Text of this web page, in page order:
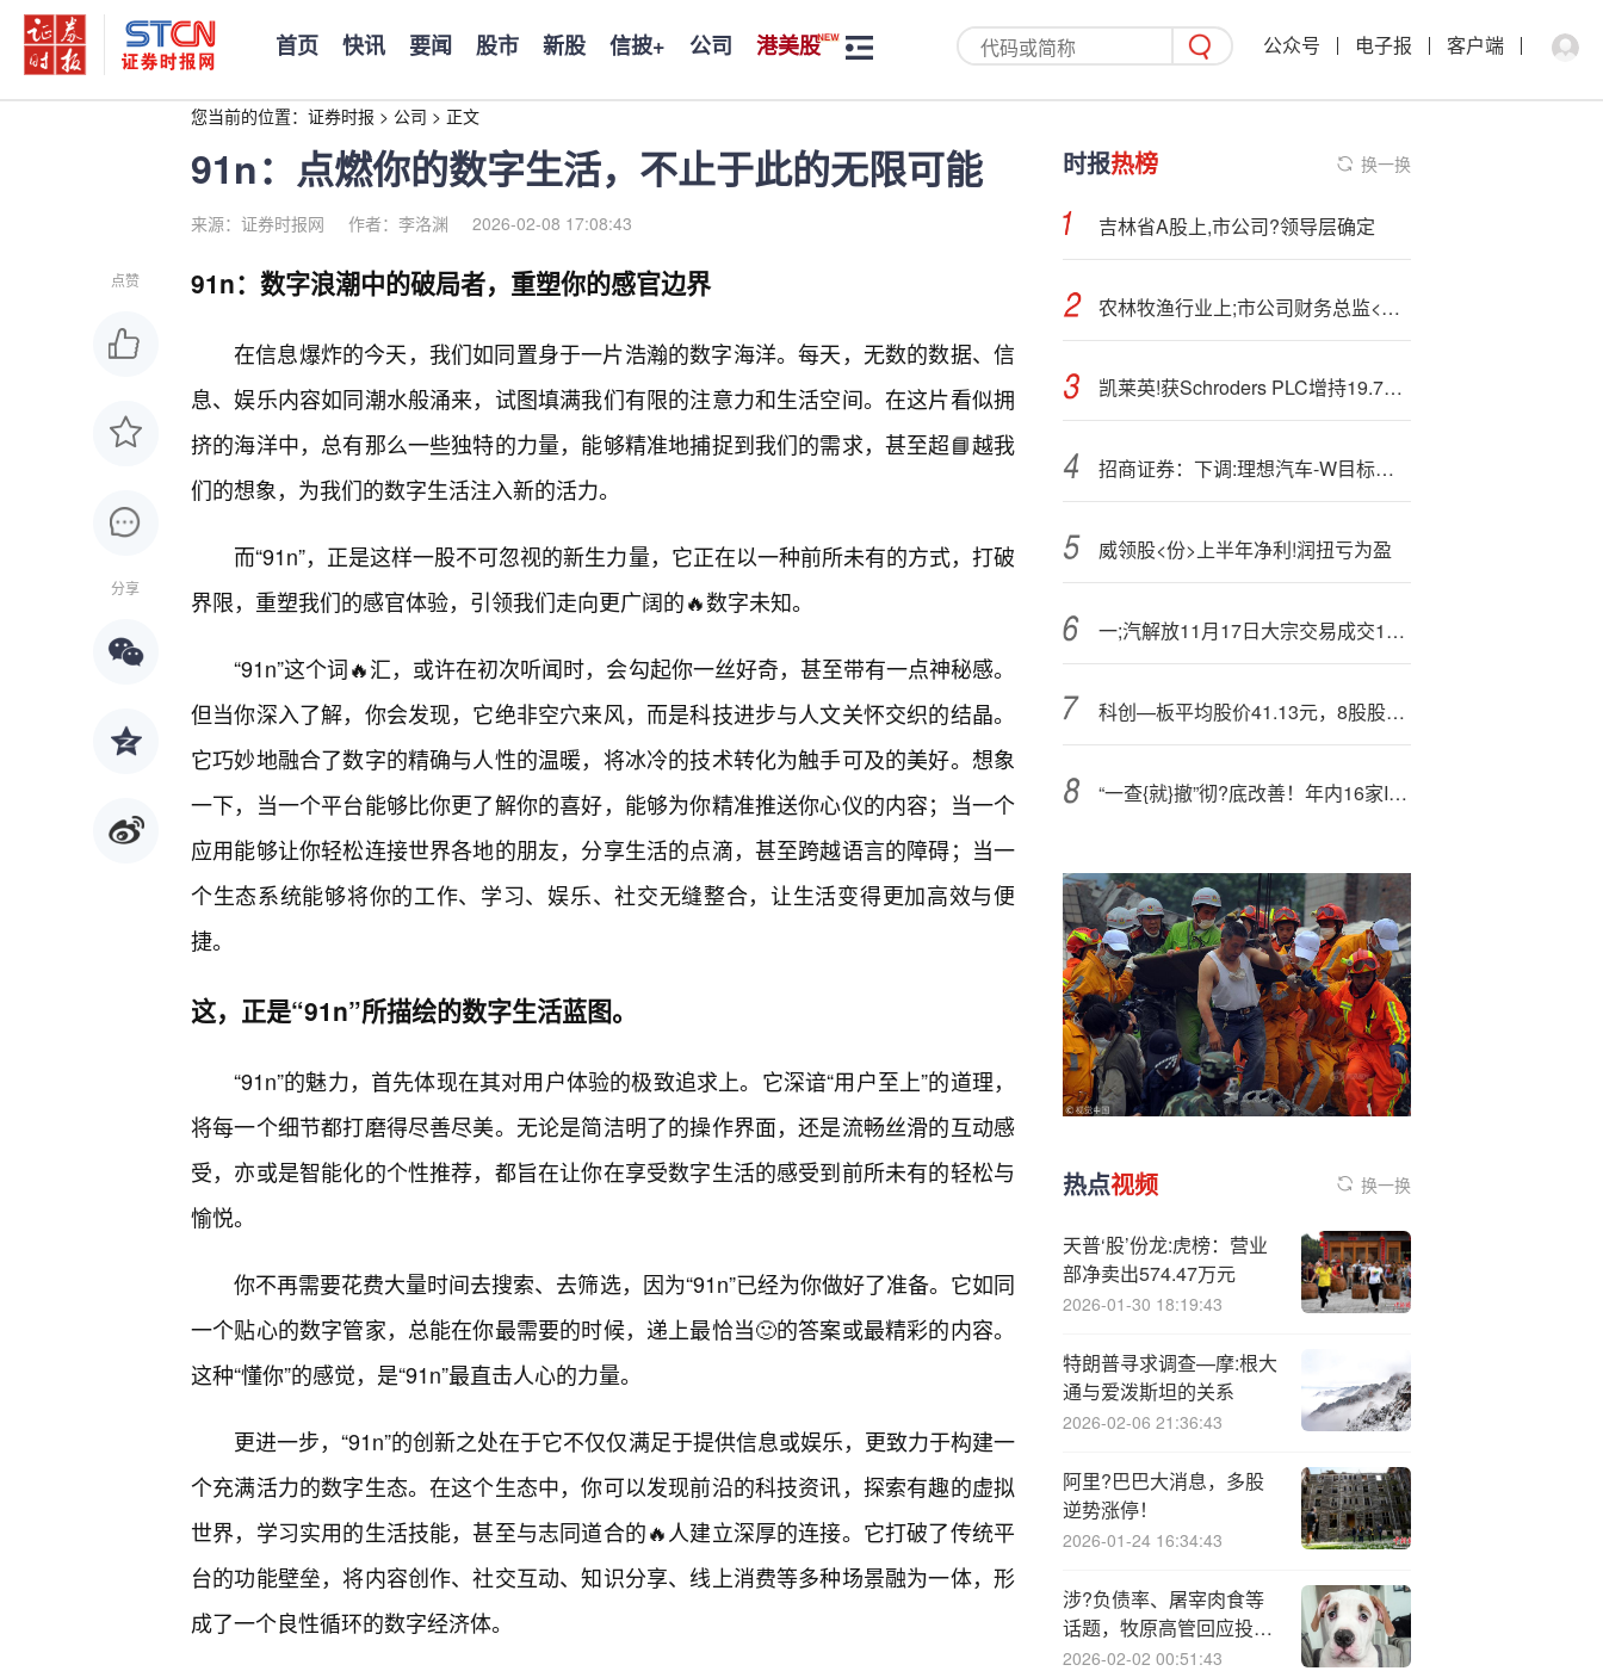
首页 快讯 要闻 股市 新股 信披+ 公司 港美股 公众号 电子报 客户端
您当前的位置： 证券时报 > 公司 > 正文
91n：点燃你的数字生活，不止于此的无限可能
来源：证券时报网 作者：李洛渊 2026-02-08 17:08:43
点赞
分享
91n：数字浪潮中的破局者，重塑你的感官边界
在信息爆炸的今天，我们如同置身于一片浩瀚的数字海洋。每天，无数的数据、信
息、娱乐内容如同潮水般涌来，试图填满我们有限的注意力和生活空间。在这片看似拥
挤的海洋中，总有那么一些独特的力量，能够精准地捕捉到我们的需求，甚至超📘越我
们的想象，为我们的数字生活注入新的活力。
而“91n”，正是这样一股不可忽视的新生力量，它正在以一种前所未有的方式，打破
界限，重塑我们的感官体验，引领我们走向更广阔的🔥数字未知。
“91n”这个词🔥汇，或许在初次听闻时，会勾起你一丝好奇，甚至带有一点神秘感。
但当你深入了解，你会发现，它绝非空穴来风，而是科技进步与人文关怀交织的结晶。
它巧妙地融合了数字的精确与人性的温暖，将冰冷的技术转化为触手可及的美好。想象
一下，当一个平台能够比你更了解你的喜好，能够为你精准推送你心仪的内容；当一个
应用能够让你轻松连接世界各地的朋友，分享生活的点滴，甚至跨越语言的障碍；当一
个生态系统能够将你的工作、学习、娱乐、社交无缝整合，让生活变得更加高效与便
捷。
这，正是“91n”所描绘的数字生活蓝图。
“91n”的魅力，首先体现在其对用户体验的极致追求上。它深谙“用户至上”的道理，
将每一个细节都打磨得尽善尽美。无论是简洁明了的操作界面，还是流畅丝滑的互动感
受，亦或是智能化的个性推荐，都旨在让你在享受数字生活的感受到前所未有的轻松与
愉悦。
你不再需要花费大量时间去搜索、去筛选，因为“91n”已经为你做好了准备。它如同
一个贴心的数字管家，总能在你最需要的时候，递上最恰当🙂的答案或最精彩的内容。
这种“懂你”的感觉，是“91n”最直击人心的力量。
更进一步，“91n”的创新之处在于它不仅仅满足于提供信息或娱乐，更致力于构建一
个充满活力的数字生态。在这个生态中，你可以发现前沿的科技资讯，探索有趣的虚拟
世界，学习实用的生活技能，甚至与志同道合的🔥人建立深厚的连接。它打破了传统平
台的功能壁垒，将内容创作、社交互动、知识分享、线上消费等多种场景融为一体，形
成了一个良性循环的数字经济体。
时报热榜 换一换
吉林省A股上,市公司?领导层确定
农林牧渔行业上;市公司财务总监<观>察：金龙鱼财务总监陆玟妤年薪高达400万元 排第三
凯莱英!获Schroders PLC增持19.76万股 每股作价约96.75港元
招商证券：下调:理想汽车-W目标价至74港元 下调至“中性”评级
威领股<份>上半年净利!润扭亏为盈
一;汽解放11月17日大宗交易成交1101.49万元
科创—板平均股价41.13元，8股股价超300元
“一查{就}撤”彻?底改善！年内16家IPO抽查企业无撤单
热点视频 换一换
天普‘股’份龙:虎榜：营业
部净卖出574.47万元
2026-01-30 18:19:43
特朗普寻求调查—摩:根大
通与爱泼斯坦的关系
2026-02-06 21:36:43
阿里?巴巴大消息，多股
逆势涨停！
2026-01-24 16:34:43
涉?负债率、屠宰肉食等
话题，牧原高管回应投资
者
2026-02-02 00:51:43